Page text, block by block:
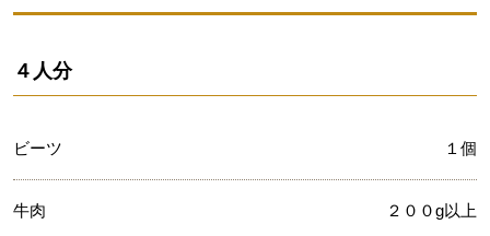
４人分
ビーツ １個
牛肉 ２００g以上